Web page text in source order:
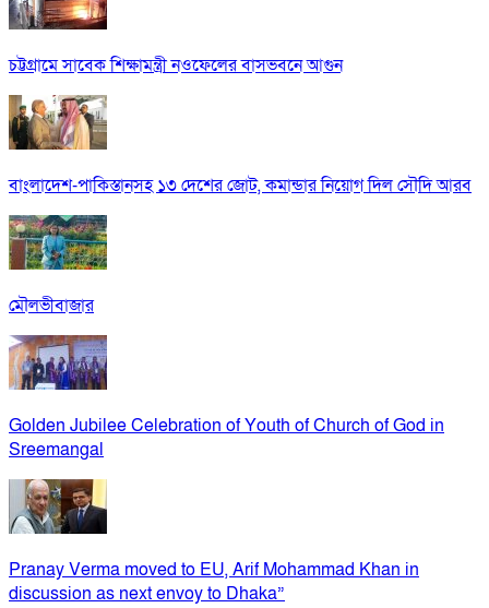
চট্টগ্রামে সাবেক শিক্ষামন্ত্রী নওফেলের বাসভবনে আগুন
বাংলাদেশ-পাকিস্তানসহ ১৩ দেশের জোট, কমান্ডার নিয়োগ দিল সৌদি আরব
মৌলভীবাজার
Golden Jubilee Celebration of Youth of Church of God in
Sreemangal
Pranay Verma moved to EU, Arif Mohammad Khan in
discussion as next envoy to Dhaka”